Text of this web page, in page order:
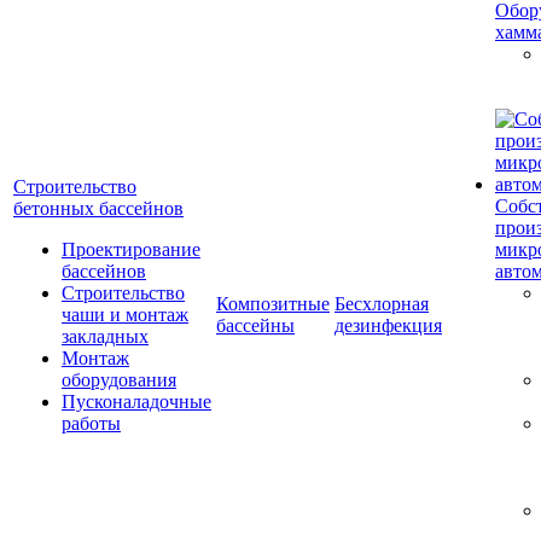
Строительство
бетонных бассейнов
Проектирование
бассейнов
Строительство
чаши и монтаж
закладных
Монтаж
оборудования
Пусконаладочные
работы
Композитные
бассейны
Бесхлорная
дезинфекция